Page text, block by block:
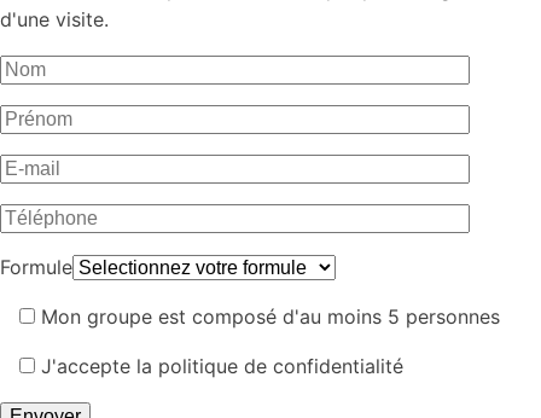
d'une visite.
Formule
Mon groupe est composé d'au moins 5 personnes
J'accepte la politique de confidentialité